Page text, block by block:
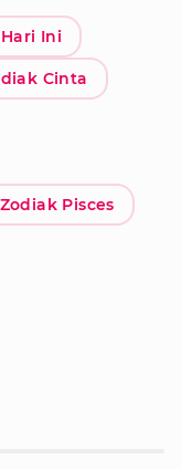
Ini
Cinta
Zodiak Pisces